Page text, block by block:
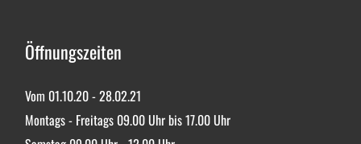
Öffnungszeiten
Vom 01.10.20 - 28.02.21
Montags - Freitags 09.00 Uhr bis 17.00 Uhr